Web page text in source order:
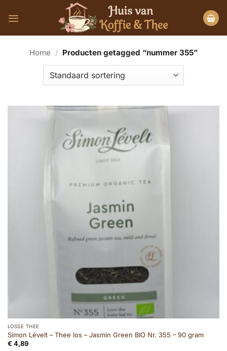
naar
Home / Producten getagged “nummer 355”
LOSSE THEE
Simon Lévelt – Thee los – Jasmin Green BIO Nr. 355 – 90 gram
€ 4,89